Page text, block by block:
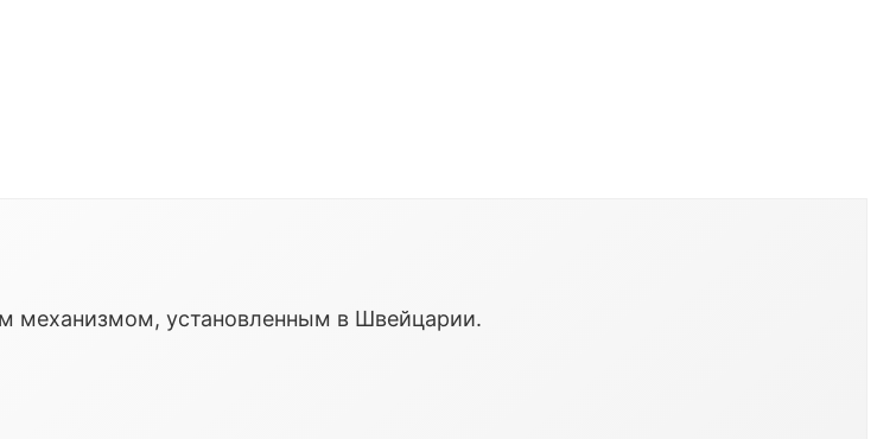
механизмом, установленным в Швейцарии.